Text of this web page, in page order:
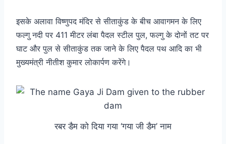
इसके अलावा विष्णुपद मंदिर से सीताकुंड के बीच आवागमन के लिए
फल्गु नदी पर 411 मीटर लंबा पैदल स्टील पुल, फल्गु के दोनों तट पर
घाट और पुल से सीताकुंड तक जाने के लिए पैदल पथ आदि का भी
मुख्यमंत्री नीतीश कुमार लोकार्पण करेंगे।
रबर डैम को दिया गया ‘गया जी डैम’ नाम